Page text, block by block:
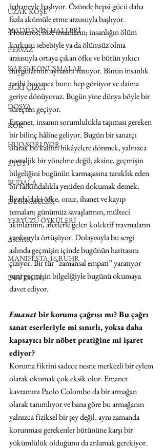
UZAK KÖŞE
MADDENİN HALLERİ
PERVAZ
KARŞI-KONUŞMALAR
EĞRİ ÇİZGİ
DOSYA
KÖK
HUO SORUYOR
ETÜT
BUDALA
DEĞİNMELER
YERYÜZÜ ÖYKÜLERİ
AKSAK
MANIFESTA 16 RUHR
DEUTSCH
bahaneyle başlıyor. Özünde hepsi gücü daha
fazla akümüle etme arzusuyla başlıyor.
Homeros, bize insanların; insanlığın ölüm
korkusu sebebiyle ya da ölümsüz olma
arzusuyla ortaya çıkan öfke ve bütün yıkıcı
duygularının aynasını tutuyor. Bütün insanlık
tarihi boyunca bunu hep görüyor ve daima
geriye dönüyoruz. Bugün yine dünya böyle bir
süreçten geçiyor.
Emanet, insanın sorumlulukla taşıması gereken
bir bilinç hâline geliyor. Bugün bir sanatçı
olarak bu kadim hikâyelere dönmek, yalnızca
nostaljik bir yönelme değil; aksine, geçmişin
bilgeliğini bugünün karmaşasına tanıklık eden
bir farkındalıkla yeniden dokumak demek.
İlyada’daki öfke, onur, ihanet ve kayıp
temaları; günümüz savaşlarının, mülteci
akınlarının, afetlerle gelen kolektif travmaların
yankısıyla örtüşüyor. Dolayısıyla bu sergi
aslında geçmişin içinde bugünün haritasını
çiziyor. Bir tür “zamansal empati” yaratıyor
yani geçmişin bilgeliğiyle bugünü okumaya
davet ediyor.
Emanet bir koruma çağrısı mı? Bu çağrı
sanat eserleriyle mi sınırlı, yoksa daha
kapsayıcı bir nöbet pratiğine mi işaret
ediyor?
Koruma fikrini sadece nesne merkezli bir eylem
olarak okumak çok eksik olur. Emanet
kavramını Paolo Colombo da bir armağan
olarak tanımlıyor ve bana göre bu armağanın
yalnızca fiziksel bir şey değil, aynı zamanda
korunması gerekenler bütününe karşı bir
yükümlülük olduğunu da anlamak gerekiyor.